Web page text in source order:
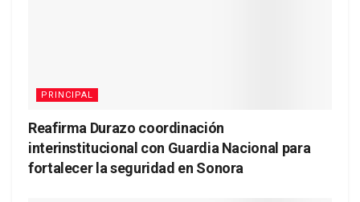
PRINCIPAL
Reafirma Durazo coordinación
interinstitucional con Guardia Nacional para
fortalecer la seguridad en Sonora